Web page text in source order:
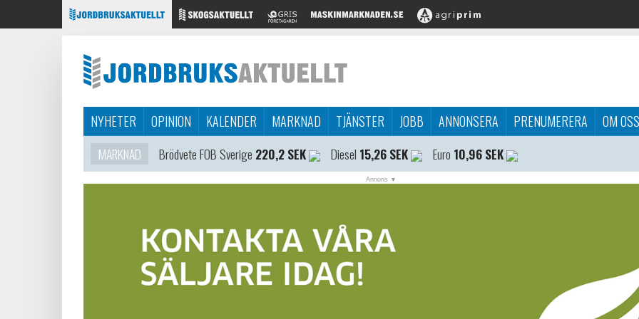
NYHETER OPINION KALENDER MARKNAD TJÄNSTER JOBB ANNONSERA PRENUMERERA
OM OSS
MARKNAD
Brödvete FOB Sverige 220,2 SEK Diesel 15,26 SEK Euro 10,96 SEK